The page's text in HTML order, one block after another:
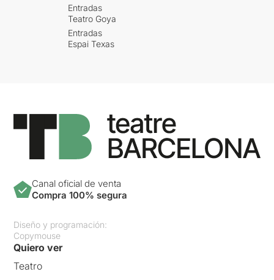
Entradas
Teatro Goya
Entradas
Espai Texas
Canal oficial de venta
Compra 100% segura
Diseño y programación:
Copymouse
Quiero ver
Teatro